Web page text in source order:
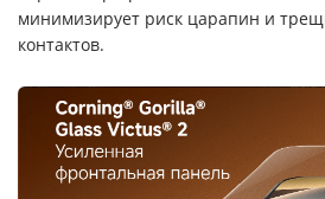
минимизирует риск царапин и
контактов.